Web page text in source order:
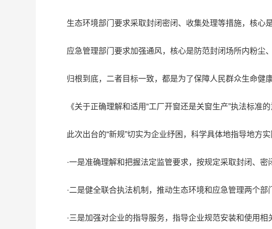
生态环境部门要求采取封闭密闭、收集处理等措施，核心是
应急管理部门要求加强通风，核心是防范封闭场所内粉尘、
归根到底，二者目标一致，都是为了保障人民群众生命健康
《关于正确理解和适用“工厂开窗还是关窗生产”执法标准的
此次出台的“新规”切实为企业纾困，科学具体地指导地方实
·一是准确理解和把握法定监管要求，按规定采取封闭、密闭
·二是健全联合执法机制，推动生态环境和应急管理两个部
·三是加强对企业的指导服务，指导企业规范安装和使用相